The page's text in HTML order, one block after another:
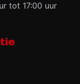
tot 17:00 uur